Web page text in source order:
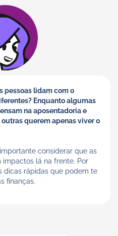
pessoas lidam com o
Enquanto algumas
na aposentadoria e
querem apenas viver o
considerar que as
lá na frente. Por
dicas rápidas que podem te
finanças.